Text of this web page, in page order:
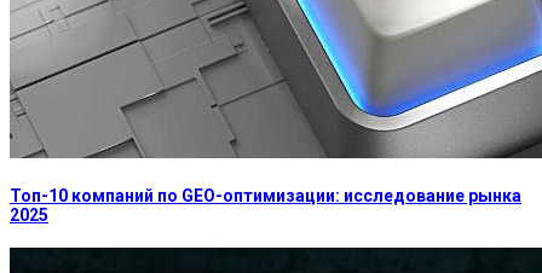
Топ-10 компаний по GEO-оптимизации: исследование рынка
2025